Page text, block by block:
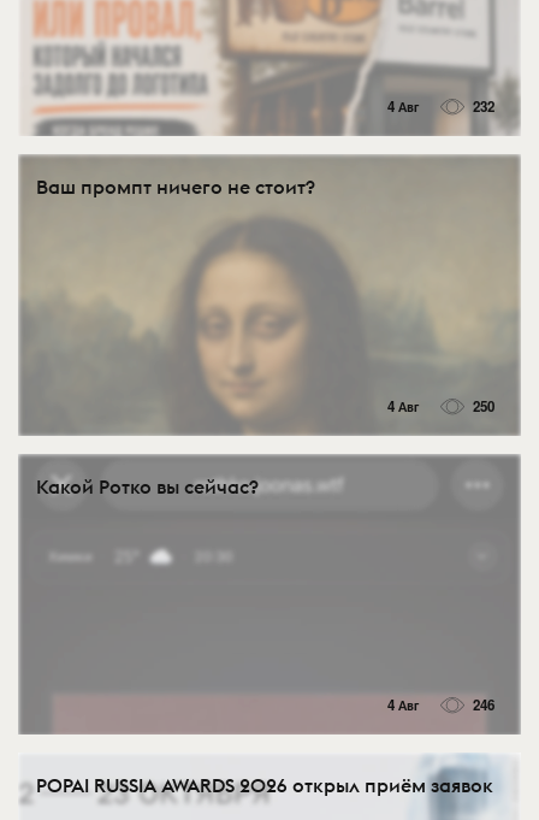
4 Авг 232
Ваш промпт ничего не стоит?
4 Авг 250
Какой Ротко вы сейчас?
4 Авг 246
POPAI RUSSIA AWARDS 2026 открыл приём заявок